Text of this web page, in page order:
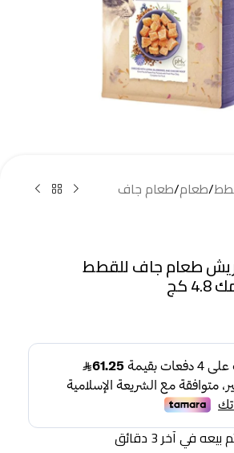
/طعام/طعام جاف
طعام جاف للقطط
كج
في آخر 3 دقائق